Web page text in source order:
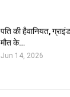
पति की हैवानियत,
मौत के…
Jun 14, 2026